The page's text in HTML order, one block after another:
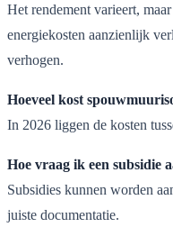
Het rendement varieert,
energiekosten aanzienlijk
verhogen.
Hoeveel kost
In 2026 liggen de kosten
Hoe vraag ik een subsidie
Subsidies kunnen worden
juiste documentatie.